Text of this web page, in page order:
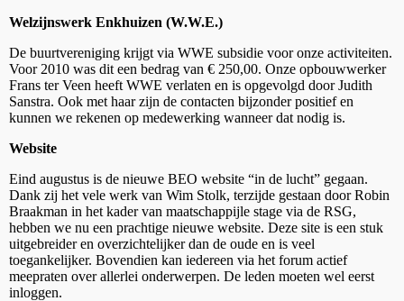
Welzijnswerk Enkhuizen (W.W.E.)
De buurtvereniging krijgt via WWE subsidie voor onze activiteiten.
Voor 2010 was dit een bedrag van € 250,00. Onze opbouwwerker
Frans ter Veen heeft WWE verlaten en is opgevolgd door Judith
Sanstra. Ook met haar zijn de contacten bijzonder positief en
kunnen we rekenen op medewerking wanneer dat nodig is.
Website
Eind augustus is de nieuwe BEO website “in de lucht” gegaan.
Dank zij het vele werk van Wim Stolk, terzijde gestaan door Robin
Braakman in het kader van maatschappijle stage via de RSG,
hebben we nu een prachtige nieuwe website. Deze site is een stuk
uitgebreider en overzichtelijker dan de oude en is veel
toegankelijker. Bovendien kan iedereen via het forum actief
meepraten over allerlei onderwerpen. De leden moeten wel eerst
inloggen.